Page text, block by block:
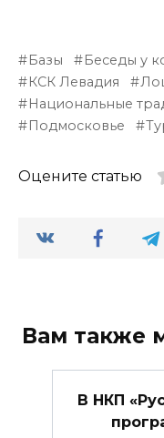
Базы Беседы у
КСК Левадия
Национальные
Подмосковье
Оцените статью
Вам также
В НКП